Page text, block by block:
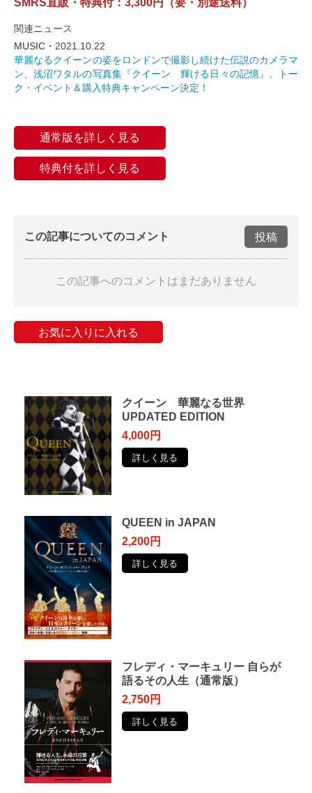
SMRS直販・特典付：3,300円（要・別途送料）
関連ニュース
MUSIC・ 2021.10.22
華麗なるクイーンの姿をロンドンで撮影し続けた伝説のカメラマ
ン、浅沼ワタルの写真集『クイーン 輝ける日々の記憶』。トー
ク・イベント＆購入特典キャンペーン決定！
通常版を詳しく見る
特典付を詳しく見る
この記事についてのコメント 投稿
この記事へのコメントはまだありません
お気に入りに入れる
クイーン 華麗なる世界
UPDATED EDITION
4,000円
詳しく見る
QUEEN in JAPAN
2,200円
詳しく見る
フレディ・マーキュリー ⾃らが
語るその⼈⽣（通常版）
2,750円
詳しく見る